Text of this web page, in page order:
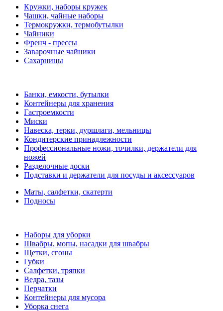
Кружки, наборы кружек
Чашки, чайные наборы
Термокружки, термобутылки
Чайники
Френч - прессы
Заварочные чайники
Сахарницы
Банки, емкости, бутылки
Контейнеры для хранения
Гастроемкости
Миски
Навеска, терки, дуршлаги, мельницы
Кондитерские принадлежности
Профессиональные ножи, точилки, держатели для
ножей
Разделочные доски
Подставки и держатели для посуды и аксессуаров
Маты, салфетки, скатерти
Подносы
Наборы для уборки
Швабры, мопы, насадки для швабры
Щетки, сгоны
Губки
Салфетки, тряпки
Ведра, тазы
Перчатки
Контейнеры для мусора
Уборка снега